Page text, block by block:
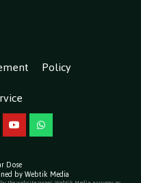
Policy
YouTubeWhatsApp
Dose
by Webtik Media